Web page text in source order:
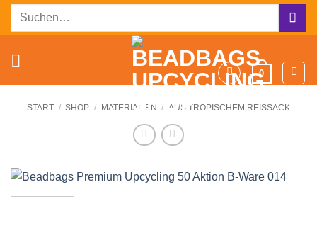
ZumSuchen
0
START / SHOP / MATERIALIEN / AUS TROPISCHEM REISSACK